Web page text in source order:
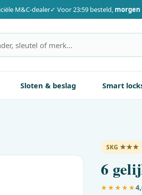
M&C-dealer✓ Voor 23:59 besteld,
Sloten & beslag Smart
SKG ★★★
6
★★★★★